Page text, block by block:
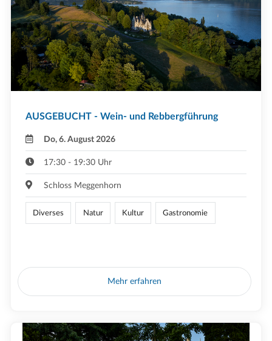
AUSGEBUCHT - Wein- und Rebbergführung
Do, 6. August 2026
17:30 - 19:30 Uhr
Schloss Meggenhorn
Diverses Natur Kultur Gastronomie
Mehr erfahren